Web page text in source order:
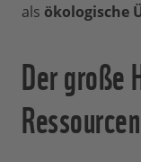
als ökologische
Der große
Ressourcen